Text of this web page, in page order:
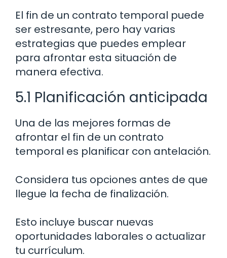
El fin de un contrato temporal puede
ser estresante, pero hay varias
estrategias que puedes emplear
para afrontar esta situación de
manera efectiva.
5.1 Planificación anticipada
Una de las mejores formas de
afrontar el fin de un contrato
temporal es planificar con antelación.
Considera tus opciones antes de que
llegue la fecha de finalización.
Esto incluye buscar nuevas
oportunidades laborales o actualizar
tu currículum.